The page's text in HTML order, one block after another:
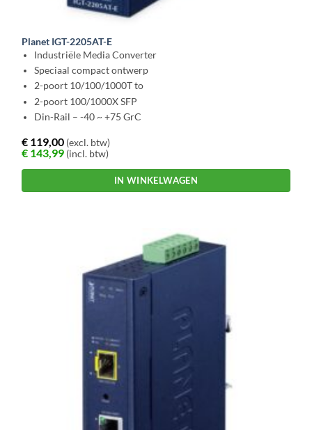
Planet IGT-2205AT-E
Industriële Media Converter
Speciaal compact ontwerp
2-poort 10/100/1000T to
2-poort 100/1000X SFP
Din-Rail – -40 ~ +75 GrC
€ 119,00 (excl. btw)
€ 143,99 (incl. btw)
IN WINKELWAGEN